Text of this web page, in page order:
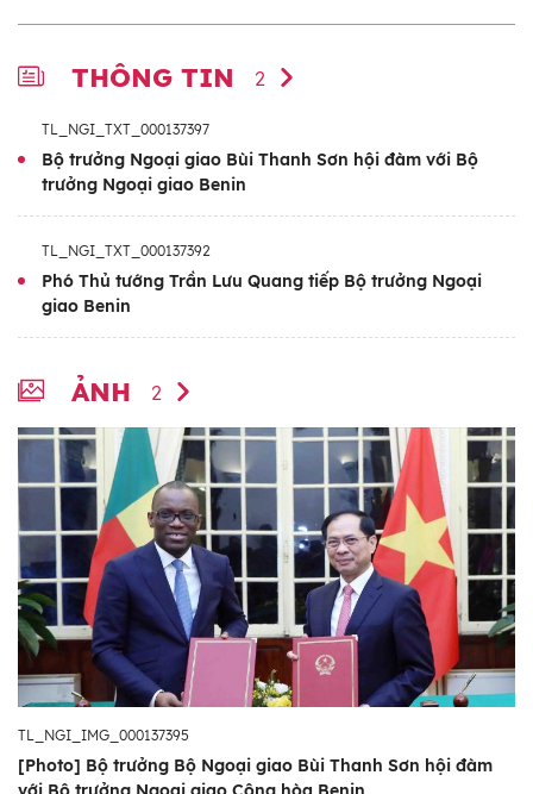
THÔNG TIN 2
TL_NGI_TXT_000137397
Bộ trưởng Ngoại giao Bùi Thanh Sơn hội đàm với Bộ
trưởng Ngoại giao Benin
TL_NGI_TXT_000137392
Phó Thủ tướng Trần Lưu Quang tiếp Bộ trưởng Ngoại
giao Benin
ẢNH 2
TL_NGI_IMG_000137395
[Photo] Bộ trưởng Bộ Ngoại giao Bùi Thanh Sơn hội đàm